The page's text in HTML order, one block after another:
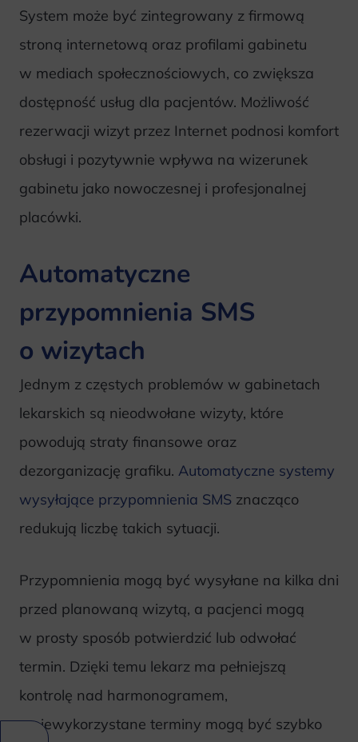
System może być zintegrowany z firmową
stroną internetową oraz profilami gabinetu
w mediach społecznościowych, co zwiększa
dostępność usług dla pacjentów. Możliwość
rezerwacji wizyt przez Internet podnosi komfort
obsługi i pozytywnie wpływa na wizerunek
gabinetu jako nowoczesnej i profesjonalnej
placówki.
Automatyczne
przypomnienia SMS
o wizytach
Jednym z częstych problemów w gabinetach
lekarskich są nieodwołane wizyty, które
powodują straty finansowe oraz
dezorganizację grafiku. Automatyczne systemy
wysyłające przypomnienia SMS znacząco
redukują liczbę takich sytuacji.
Przypomnienia mogą być wysyłane na kilka dni
przed planowaną wizytą, a pacjenci mogą
w prosty sposób potwierdzić lub odwołać
termin. Dzięki temu lekarz ma pełniejszą
kontrolę nad harmonogramem,
a niewykorzystane terminy mogą być szybko